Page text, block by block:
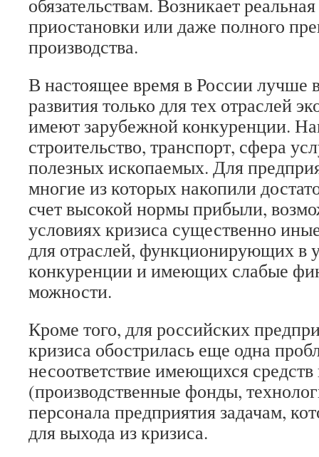
обязательствам. Возникает
приостановки или даже полного
производства.
В настоящее время в России лучше
развития только для тех отраслей
имеют зарубежной конкуренции.
строительство, транспорт, сфера
полезных ископаемых. Для
многие из которых накопили
счет высокой нормы прибыли,
условиях кризиса существенно
для отраслей, функционирующих в
конкуренции и имеющих слабые
можности.
Кроме того, для российских
кризиса обострилась еще одна
несоответствие имеющихся средств
(производственные фонды,
персонала предприятия задачам,
для выхода из кризиса.